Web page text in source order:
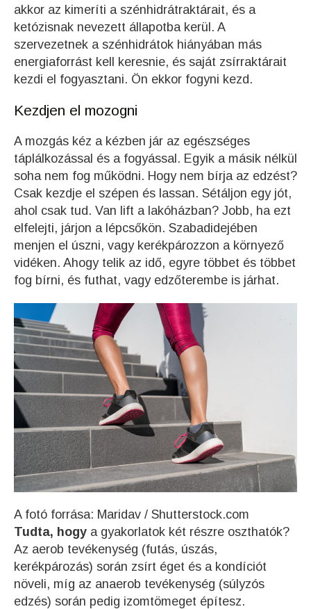
akkor az kimeríti a szénhidrátraktárait, és a
ketózisnak nevezett állapotba kerül. A
szervezetnek a szénhidrátok hiányában más
energiaforrást kell keresnie, és saját zsírraktárait
kezdi el fogyasztani. Ön ekkor fogyni kezd.
Kezdjen el mozogni
A mozgás kéz a kézben jár az egészséges
táplálkozással és a fogyással. Egyik a másik nélkül
soha nem fog működni. Hogy nem bírja az edzést?
Csak kezdje el szépen és lassan. Sétáljon egy jót,
ahol csak tud. Van lift a lakóházban? Jobb, ha ezt
elfelejti, járjon a lépcsőkön. Szabadidejében
menjen el úszni, vagy kerékpározzon a környező
vidéken. Ahogy telik az idő, egyre többet és többet
fog bírni, és futhat, vagy edzőterembe is járhat.
A fotó forrása: Maridav / Shutterstock.com
Tudta, hogy a gyakorlatok két részre oszthatók?
Az aerob tevékenység (futás, úszás,
kerékpározás) során zsírt éget és a kondíciót
növeli, míg az anaerob tevékenység (súlyzós
edzés) során pedig izomtömeget építesz.